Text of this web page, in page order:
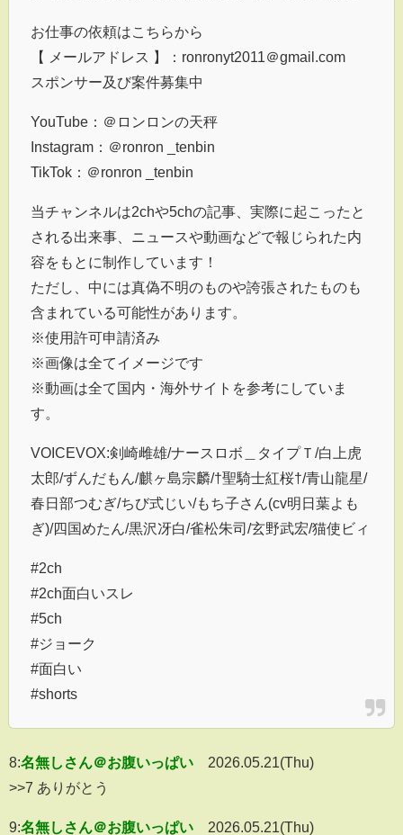
お仕事の依頼はこちらから
【 メールアドレス 】：ronronyt2011＠gmail.com
スポンサー及び案件募集中
YouTube：＠ロンロンの天秤
Instagram：＠ronron _tenbin
TikTok：＠ronron _tenbin
当チャンネルは2chや5chの記事、実際に起こったと
される出来事、ニュースや動画などで報じられた内
容をもとに制作しています！
ただし、中には真偽不明のものや誇張されたものも
含まれている可能性があります。
※使用許可申請済み
※画像は全てイメージです
※動画は全て国内・海外サイトを参考にしていま
す。
VOICEVOX:剣崎雌雄/ナースロボ＿タイプＴ/白上虎
太郎/ずんだもん/麒ヶ島宗麟/†聖騎士紅桜†/青山龍星/
春日部つむぎ/ちび式じい/もち子さん(cv明日葉よも
ぎ)/四国めたん/黒沢冴白/雀松朱司/玄野武宏/猫使ビィ
#2ch
#2ch面白いスレ
#5ch
#ジョーク
#面白い
#shorts
8:名無しさん＠お腹いっぱい
2026.05.21(Thu)
>>7 ありがとう
9:名無しさん＠お腹いっぱい
2026.05.21(Thu)